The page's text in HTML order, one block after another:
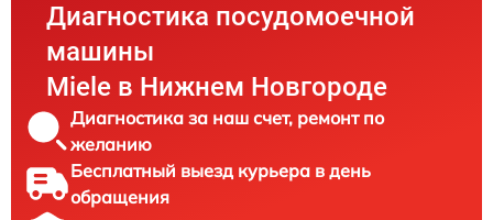
Диагностика посудомоечной
машины
Miele в Нижнем Новгороде
Диагностика за наш счет, ремонт по
желанию
Бесплатный выезд курьера в день
обращения